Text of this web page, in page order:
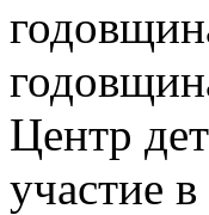
Центр
участие